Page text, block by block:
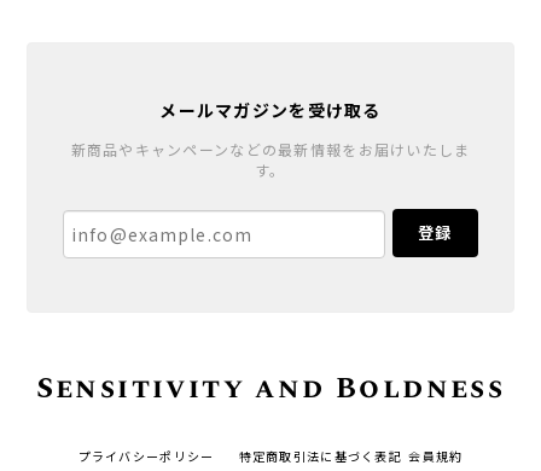
メールマガジンを受け取る
新商品やキャンペーンなどの最新情報をお届けいたしま
す。
登録
Sensitivity and Boldness
プライバシーポリシー 特定商取引法に基づく表記 会員規約